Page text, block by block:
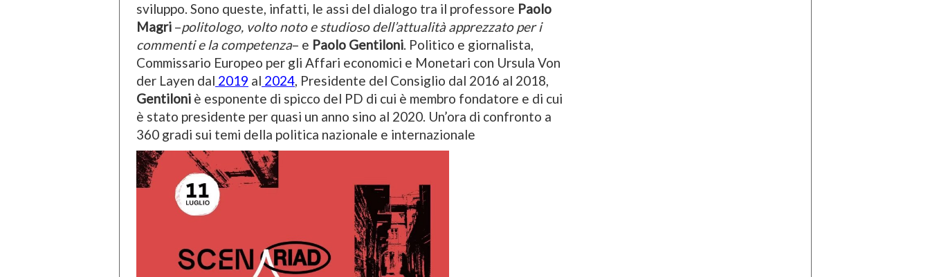
sviluppo. Sono queste, infatti, le assi del dialogo tra il professore Paolo
Magri –politologo, volto noto e studioso dell’attualità apprezzato per i
commenti e la competenza– e Paolo Gentiloni. Politico e giornalista,
Commissario Europeo per gli Affari economici e Monetari con Ursula Von
der Layen dal 2019 al 2024, Presidente del Consiglio dal 2016 al 2018,
Gentiloni è esponente di spicco del PD di cui è membro fondatore e di cui
è stato presidente per quasi un anno sino al 2020. Un’ora di confronto a
360 gradi sui temi della politica nazionale e internazionale